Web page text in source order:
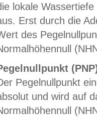
lokale
Erst durch die
des
Pegelnullpunkt
und wird auf